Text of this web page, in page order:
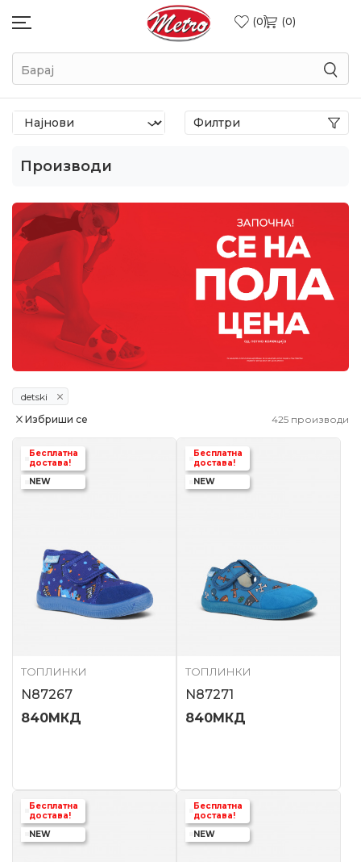
0 0
Барај
Производи
Филтри
detski
425 производи
Избриши се
Бесплатна
достава!
NEW
ТОПЛИНКИ
N87267
840МКД
Бесплатна
достава!
NEW
ТОПЛИНКИ
N87271
840МКД
Бесплатна
достава!
NEW
Бесплатна
достава!
NEW